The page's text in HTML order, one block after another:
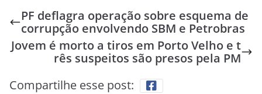
PF deflagra operação sobre esquema de
corrupção envolvendo SBM e Petrobras
Jovem é morto a tiros em Porto Velho e t
rês suspeitos são presos pela PM
Compartilhe esse post: